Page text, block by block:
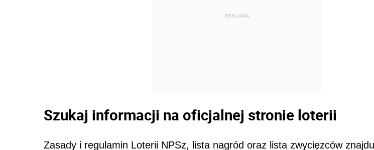
REKLAMA
Szukaj informacji na oficjalnej stronie loterii
Zasady i regulamin Loterii NPSz, lista nagród oraz lista zwycięzców